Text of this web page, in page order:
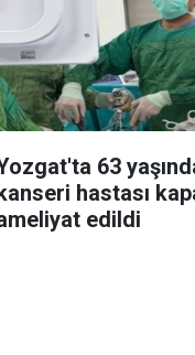
63
hastası
edildi